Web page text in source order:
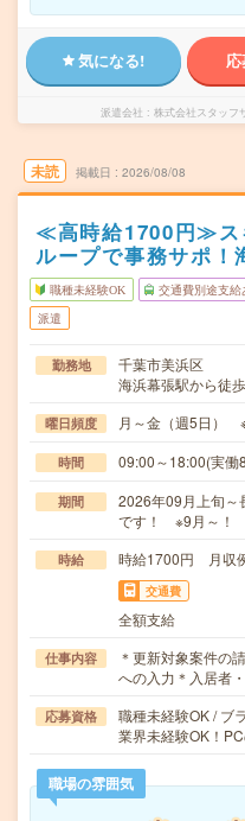
気になる!
派遣会社 株式会社スタッフ
未読 掲載日 2026/08/08
≪高時給1700円≫ス
ループで事務サポ！
職種未経験OK 交通費別途支給
派遣
勤務地
千葉市美浜区
海浜幕張駅から徒
曜日頻度 月～金（週5日）
時間 09:00～18:00(実
期間
2026年09月上旬
です！ ※9月～！
時給 時給1700円 月収
交通費
全額支給
仕事内容
＊更新対象案件の
への入力＊入居者
応募資格
職種未経験OK / ブ
業界未経験OK！
職場の雰囲気